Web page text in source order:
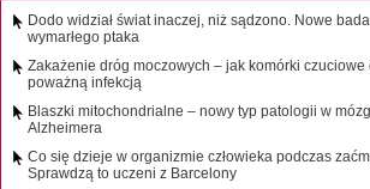
Dodo widział świat inaczej, niż sądzono. Nowe
wymarłego ptaka
Zakażenie dróg moczowych – jak komórki czuciowe
poważną infekcją
Blaszki mitochondrialne – nowy typ patologii w
Alzheimera
Co się dzieje w organizmie człowieka podczas
Sprawdzą to uczeni z Barcelony